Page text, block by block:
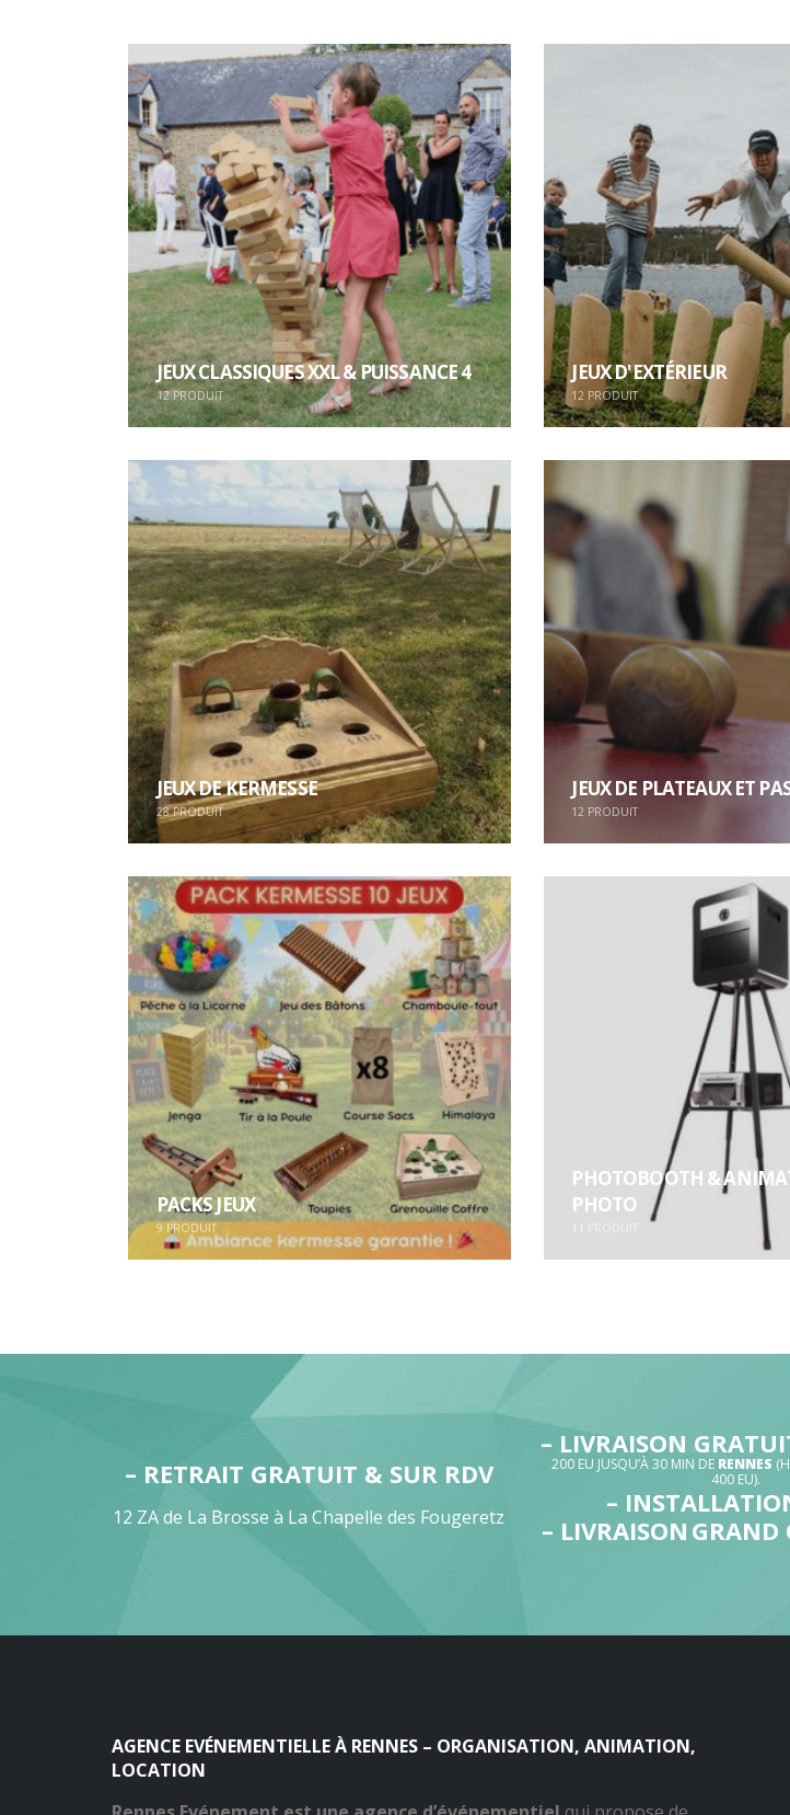
JEUX CLASSIQUES XXL & PUISSANCE 4
12PRODUIT
JEUX D'EXTÉRIEUR
12 PRODUIT
JEUX DE KERMESSE
28PRODUIT
JEUX DE PLATEAUX ET
12 PRODUIT
PACKS JEUX
9PRODUIT
PHOTOBOOTH &
PHOTO
PRODUIT
– RETRAIT GRATUIT & SUR RDV
12 ZA de La Brosse à La Chapelle des Fougeretz
– LIVRAISON
200 EU JUSQU’À 30 MIN DE RENNES
400 EU).
–
– LIVRAISON GRAND
AGENCE EVÉNEMENTIELLE À RENNES – ORGANISATION, ANIMATION,
LOCATION